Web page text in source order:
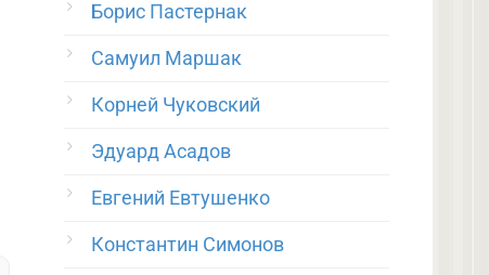
Борис Пастернак
Самуил Маршак
Корней Чуковский
Эдуард Асадов
Евгений Евтушенко
Константин Симонов